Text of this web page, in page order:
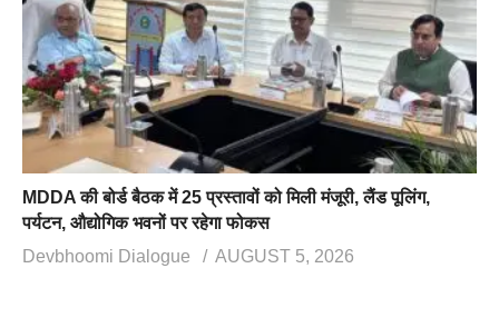
MDDA की बोर्ड बैठक में 25 प्रस्तावों को मिली मंजूरी, लैंड पूलिंग,
पर्यटन, औद्योगिक भवनों पर रहेगा फोकस
Devbhoomi Dialogue
AUGUST 5, 2026